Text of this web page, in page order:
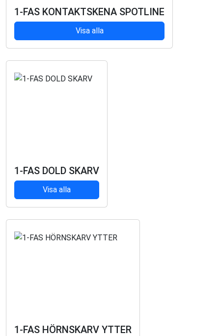
1-FAS KONTAKTSKENA SPOTLINE
Visa alla
1-FAS DOLD SKARV
Visa alla
1-FAS HÖRNSKARV YTTER